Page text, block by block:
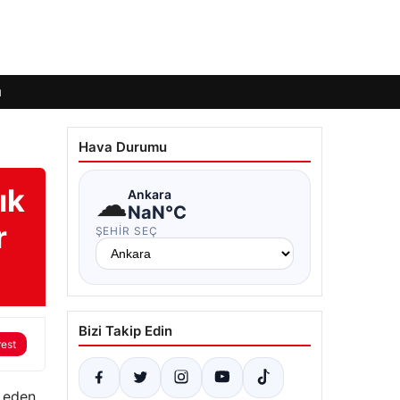
Hava Durumu
☁Ankara
NaN°C
ŞEHIR SEÇ
Bizi Takip Edin